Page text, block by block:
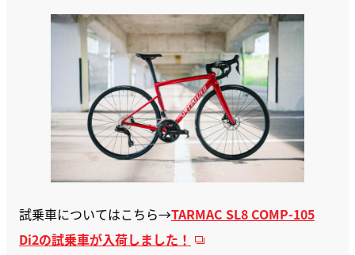
試乗車についてはこちら→TARMAC SL8 COMP-105
Di2の試乗車が入荷しました！